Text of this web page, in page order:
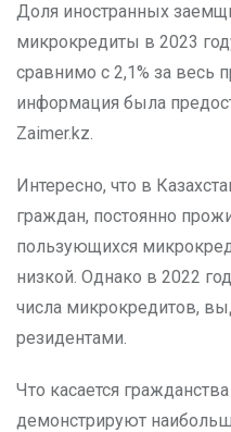
Доля иностранных
микрокредиты в 2023
сравнимо с 2,1% за весь
информация была
Zaimer.kz.
Интересно, что в
граждан, постоянно
пользующихся
низкой. Однако в 2022
числа микрокредитов,
резидентами.
Что касается
демонстрируют